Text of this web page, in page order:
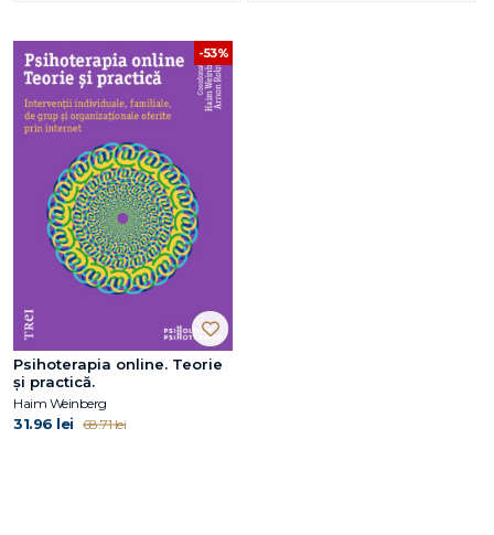
-53%
Psihoterapia online. Teorie
și practică.
Haim Weinberg
31.96 lei 68.71 lei